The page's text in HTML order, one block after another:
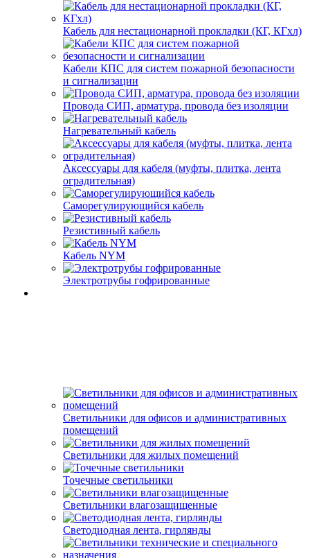
Кабель для нестационарной прокладки (КГ, КГхл)
Кабели КПС для систем пожарной безопасности
и сигнализации
Провода СИП, арматура, провода без изоляции
Нагревательный кабель
Аксессуары для кабеля (муфты, плитка, лента
оградительная)
Саморегулирующийся кабель
Резистивный кабель
Кабель NYM
Электротрубы гофрированные
Светильники для офисов и административных
помещений
Светильники для жилых помещений
Точечные светильники
Светильники влагозащищенные
Светодиодная лента, гирлянды